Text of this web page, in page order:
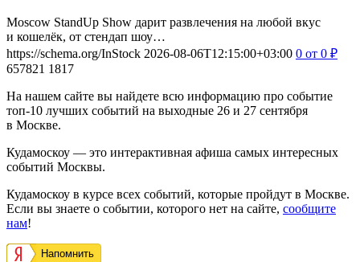
Moscow StandUp Show дарит развлечения на любой вкус
и кошелёк, от стендап шоу…
https://schema.org/InStock 2026-08-06T12:15:00+03:00 0 от 0 ₽
657821 1817
На нашем сайте вы найдете всю информацию про событие
топ-10 лучших событий на выходные 26 и 27 сентября
в Москве.
Кудамоскоу — это интерактивная афиша самых интересных
событий Москвы.
Кудамоскоу в курсе всех событий, которые пройдут в Москве.
Если вы знаете о событии, которого нет на сайте, сообщите
нам!
Напомнить